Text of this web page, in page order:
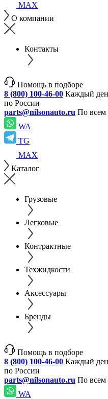
MAX
О компании
Контакты
Помощь в подборе
8 (800) 100-46-00 Каждый
по России
parts@nilsonauto.ru По всем
WA
TG
MAX
Каталог
Грузовые
Легковые
Контрактные
Техжидкости
Аксессуары
Бренды
Помощь в подборе
8 (800) 100-46-00 Каждый
по России
parts@nilsonauto.ru По всем
WA